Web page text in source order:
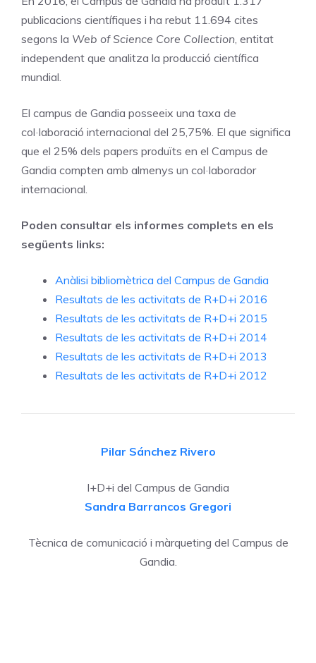
publicacions científiques i ha rebut 11.694 cites
segons la Web of Science Core Collection , entitat
independent que analitza la producció científica
mundial.
El campus de Gandia posseeix una taxa de
col·laboració internacional del 25,75%. El que significa
que el 25% dels papers produïts en el Campus de
Gandia compten amb almenys un col·laborador
internacional.
Poden consultar els informes complets en els
següents links:
Anàlisi bibliomètrica del Campus de Gandia
Resultats de les activitats de R+D+i 2016
Resultats de les activitats de R+D+i 2015
Resultats de les activitats de R+D+i 2014
Resultats de les activitats de R+D+i 2013
Resultats de les activitats de R+D+i 2012
Pilar Sánchez Rivero
I+D+i del Campus de Gandia
Sandra Barrancos Gregori
Tècnica de comunicació i màrqueting del Campus de
Gandia.